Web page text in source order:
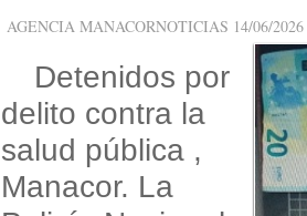
AGENCIA MANACORNOTICIAS 14/06/
Detenidos por
delito contra la
salud pública ,
Manacor. La